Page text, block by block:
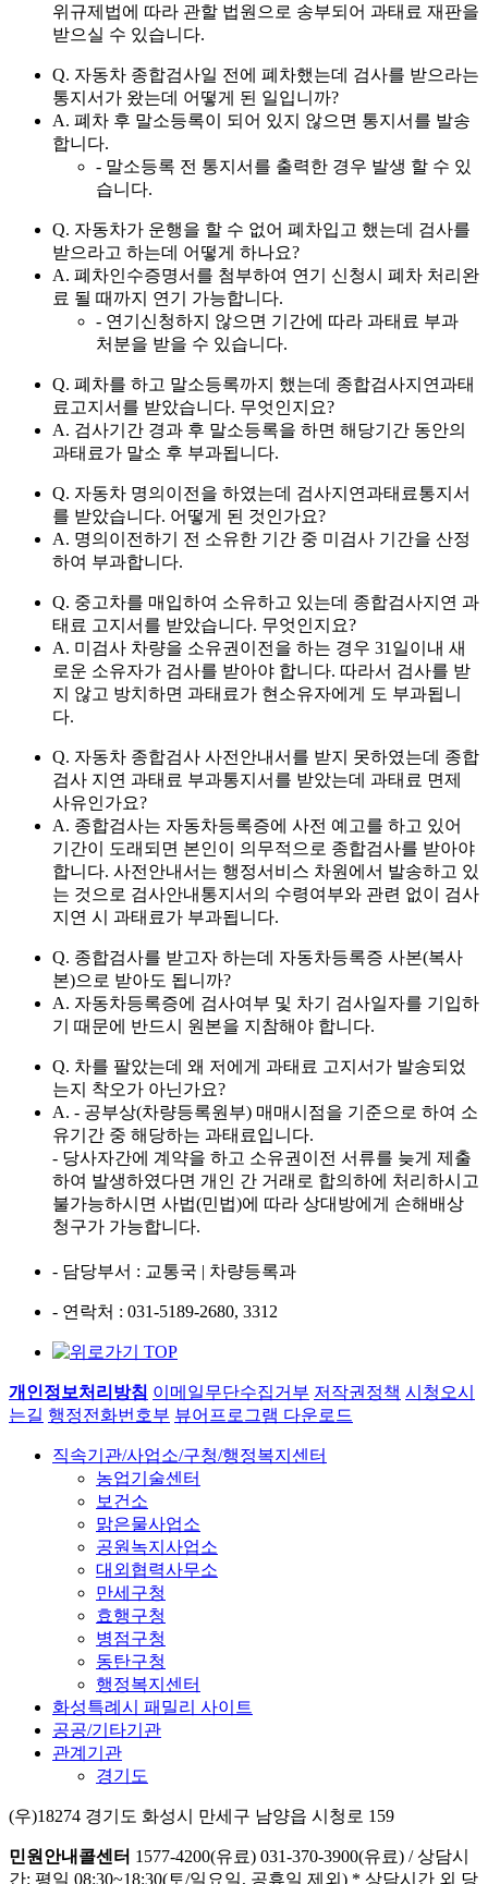
위규제법에 따라 관할 법원으로 송부되어 과태료 재판을
받으실 수 있습니다.
Q. 자동차 종합검사일 전에 폐차했는데 검사를 받으라는
통지서가 왔는데 어떻게 된 일입니까?
A. 폐차 후 말소등록이 되어 있지 않으면 통지서를 발송
합니다.
- 말소등록 전 통지서를 출력한 경우 발생 할 수 있
습니다.
Q. 자동차가 운행을 할 수 없어 폐차입고 했는데 검사를
받으라고 하는데 어떻게 하나요?
A. 폐차인수증명서를 첨부하여 연기 신청시 폐차 처리완
료 될 때까지 연기 가능합니다.
- 연기신청하지 않으면 기간에 따라 과태료 부과
처분을 받을 수 있습니다.
Q. 폐차를 하고 말소등록까지 했는데 종합검사지연과태
료고지서를 받았습니다. 무엇인지요?
A. 검사기간 경과 후 말소등록을 하면 해당기간 동안의
과태료가 말소 후 부과됩니다.
Q. 자동차 명의이전을 하였는데 검사지연과태료통지서
를 받았습니다. 어떻게 된 것인가요?
A. 명의이전하기 전 소유한 기간 중 미검사 기간을 산정
하여 부과합니다.
Q. 중고차를 매입하여 소유하고 있는데 종합검사지연 과
태료 고지서를 받았습니다. 무엇인지요?
A. 미검사 차량을 소유권이전을 하는 경우 31일이내 새
로운 소유자가 검사를 받아야 합니다. 따라서 검사를 받
지 않고 방치하면 과태료가 현소유자에게 도 부과됩니
다.
Q. 자동차 종합검사 사전안내서를 받지 못하였는데 종합
검사 지연 과태료 부과통지서를 받았는데 과태료 면제
사유인가요?
A. 종합검사는 자동차등록증에 사전 예고를 하고 있어
기간이 도래되면 본인이 의무적으로 종합검사를 받아야
합니다. 사전안내서는 행정서비스 차원에서 발송하고 있
는 것으로 검사안내통지서의 수령여부와 관련 없이 검사
지연 시 과태료가 부과됩니다.
Q. 종합검사를 받고자 하는데 자동차등록증 사본(복사
본)으로 받아도 됩니까?
A. 자동차등록증에 검사여부 및 차기 검사일자를 기입하
기 때문에 반드시 원본을 지참해야 합니다.
Q. 차를 팔았는데 왜 저에게 과태료 고지서가 발송되었
는지 착오가 아닌가요?
A. - 공부상(차량등록원부) 매매시점을 기준으로 하여 소
유기간 중 해당하는 과태료입니다.
- 당사자간에 계약을 하고 소유권이전 서류를 늦게 제출
하여 발생하였다면 개인 간 거래로 합의하에 처리하시고
불가능하시면 사법(민법)에 따라 상대방에게 손해배상
청구가 가능합니다.
- 담당부서 : 교통국 | 차량등록과
- 연락처 : 031-5189-2680, 3312
개인정보처리방침 이메일무단수집거부 저작권정책 시청오시
는길 행정전화번호부 뷰어프로그램 다운로드
직속기관/사업소/구청/행정복지센터
농업기술센터
보건소
맑은물사업소
공원녹지사업소
대외협력사무소
만세구청
효행구청
병점구청
동탄구청
행정복지센터
화성특례시 패밀리 사이트
공공/기타기관
관계기관
경기도
(우)18274 경기도 화성시 만세구 남양읍 시청로 159
민원안내콜센터 1577-4200(유료) 031-370-3900(유료) /상담시
간: 평일 08:30~18:30(토/일요일, 공휴일 제외) * 상담시간 외 당